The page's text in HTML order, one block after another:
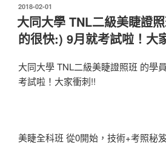
發
佈
於
2018-02-01
大同大學 TNL二級美睫證
的很快:) 9月就考試啦！大
大同大學 TNL二級美睫證照班 的學
考試啦！大家衝刺!!
美睫全科班 從0開始，技術+考照秘